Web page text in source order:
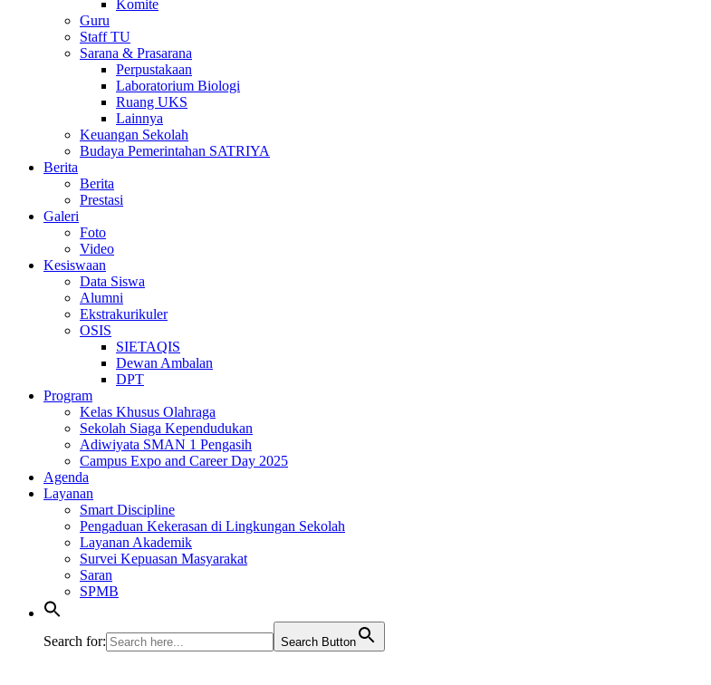
Komite
Guru
Staff TU
Sarana & Prasarana
Perpustakaan
Laboratorium Biologi
Ruang UKS
Lainnya
Keuangan Sekolah
Budaya Pemerintahan SATRIYA
Berita
Berita
Prestasi
Galeri
Foto
Video
Kesiswaan
Data Siswa
Alumni
Ekstrakurikuler
OSIS
SIETAQIS
Dewan Ambalan
DPT
Program
Kelas Khusus Olahraga
Sekolah Siaga Kependudukan
Adiwiyata SMAN 1 Pengasih
Campus Expo and Career Day 2025
Agenda
Layanan
Smart Discipline
Pengaduan Kekerasan di Lingkungan Sekolah
Layanan Akademik
Survei Kepuasan Masyarakat
Saran
SPMB
Search for: Search Button